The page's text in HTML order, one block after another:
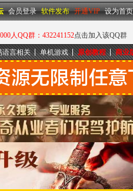
设为
人QQ群：432241152点击加入该QQ群
会员登录 软件发布 开通VIP 设为首页
语言相关 单机游戏 原创教程 商业